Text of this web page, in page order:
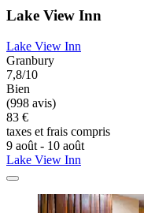
Lake View Inn
Lake View Inn
Granbury
7,8/10
Bien
(998 avis)
83 €
taxes et frais compris
9 août - 10 août
Lake View Inn